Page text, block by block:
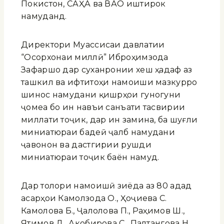
Покистон, САҲА ва ВАО иштирок
намуданд.
Директори Муассисаи давлатии
“Осорхонаи миллӣ” Иброҳимзода
Зафаршо дар суханронии хеш ҳадаф аз
ташкил ва ифтитоҳи намоиши мазкурро
шинос намудани қишрҳои гуногуни
ҷомеа бо ин навъи санъати тасвирии
миллати тоҷик, дар ин замина, ба шуғли
миниатюраи бадеӣ ҷалб намудани
ҷавонон ва дастгирии рушди
миниатюраи тоҷик баён намуд.
Дар толори намоишӣ зиёда аз 80 адад
асарҳои Камолзода О., Ҳоҷиева С.
Камолова Б., Ҷалолова П., Раҳимов Ш.,